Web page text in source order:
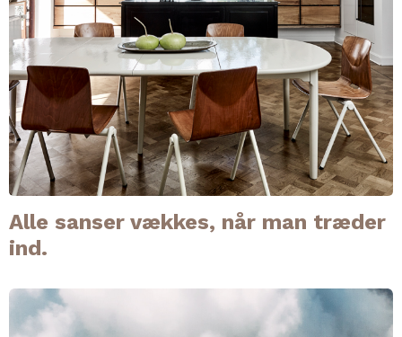
Alle sanser vækkes, når man træder
ind.